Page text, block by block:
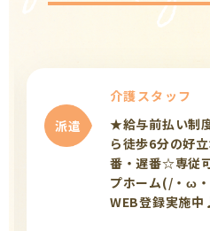
派遣
介護スタッフ
★給与前払い制
ら徒歩6分の好
番・遅番☆専従
プホーム(/・ω
WEB登録実施中